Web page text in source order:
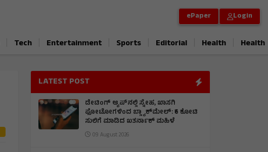
ePaper Login
Tech Entertainment Sports Editorial Health Health
LATEST POST
ಡೇಟಿಂಗ್ ಆ್ಯಪ್‌ನಲ್ಲಿ ಸ್ನೇಹ, ಖಾಸಗಿ
ಫೋಟೋಗಳಿಂದ ಬ್ಲ್ಯಾಕ್‌ಮೇಲ್: ₹6 ಕೋಟಿ
ಸುಲಿಗೆ ಮಾಡಿದ ಖತರ್ನಾಕ್‌ ಮಹಿಳೆ
09 August 2026